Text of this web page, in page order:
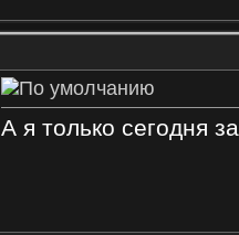
А я только сегодня